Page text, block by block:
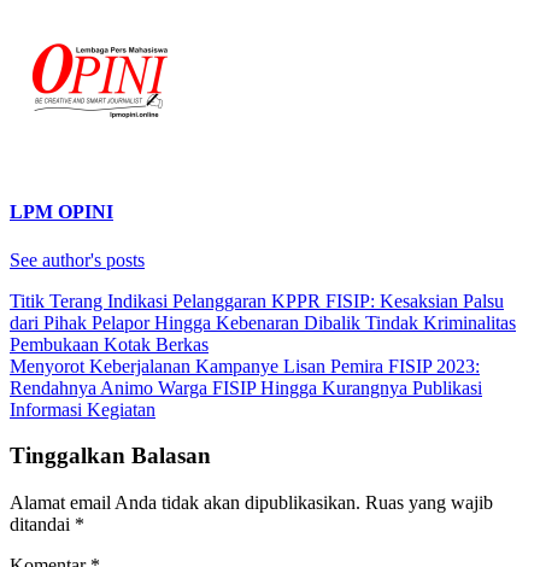
LPM OPINI
See author's posts
Navigasi
pos
Titik Terang Indikasi Pelanggaran KPPR FISIP: Kesaksian Palsu
dari Pihak Pelapor Hingga Kebenaran Dibalik Tindak Kriminalitas
Pembukaan Kotak Berkas
Menyorot Keberjalanan Kampanye Lisan Pemira FISIP 2023:
Rendahnya Animo Warga FISIP Hingga Kurangnya Publikasi
Informasi Kegiatan
Tinggalkan Balasan
Alamat email Anda tidak akan dipublikasikan. Ruas yang wajib
ditandai *